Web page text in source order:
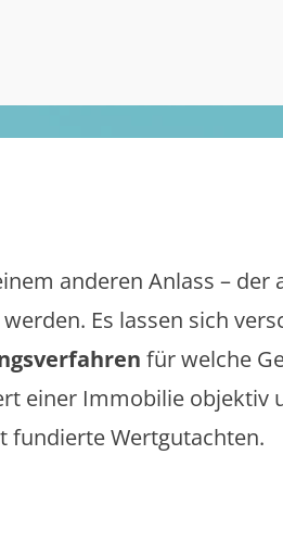
anderen Anlass – der
Es lassen sich
für welche
einer Immobilie objektiv
fundierte Wertgutachten.